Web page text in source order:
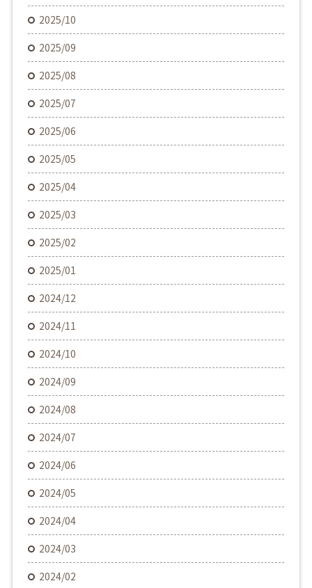
2025/10
2025/09
2025/08
2025/07
2025/06
2025/05
2025/04
2025/03
2025/02
2025/01
2024/12
2024/11
2024/10
2024/09
2024/08
2024/07
2024/06
2024/05
2024/04
2024/03
2024/02